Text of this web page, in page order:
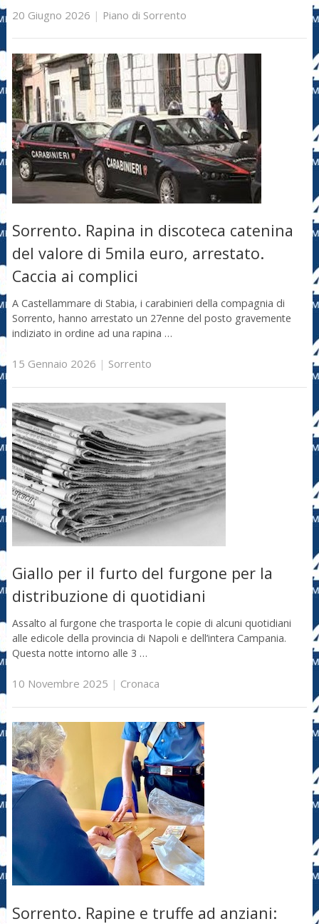
20 Giugno 2026 | Piano di Sorrento
Sorrento. Rapina in discoteca catenina
del valore di 5mila euro, arrestato.
Caccia ai complici
A Castellammare di Stabia, i carabinieri della compagnia di
Sorrento, hanno arrestato un 27enne del posto gravemente
indiziato in ordine ad una rapina …
15 Gennaio 2026 | Sorrento
Giallo per il furto del furgone per la
distribuzione di quotidiani
Assalto al furgone che trasporta le copie di alcuni quotidiani
alle edicole della provincia di Napoli e dell’intera Campania.
Questa notte intorno alle 3 …
10 Novembre 2025 | Cronaca
Sorrento. Rapine e truffe ad anziani: